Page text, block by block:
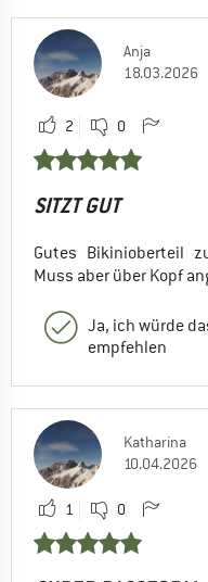
Anja
18.03.2026
2 0
SITZT GUT
Gutes Bikinioberteil
Muss aber über Kopf
Ja, ich würde
empfehlen
Katharina
10.04.2026
1 0